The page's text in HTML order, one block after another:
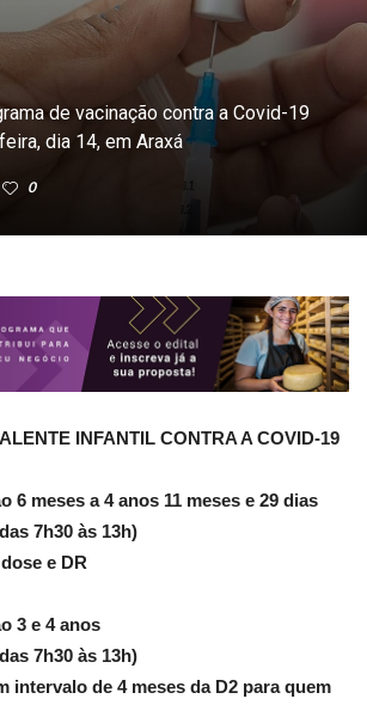
de vacinação contra a Covid-19
dia 14, em Araxá
0
INFANTIL CONTRA A COVID-19
6 meses a 4 anos 11 meses e 29 dias
7h30 às 13h)
e DR
3 e 4 anos
7h30 às 13h)
intervalo de 4 meses da D2 para quem